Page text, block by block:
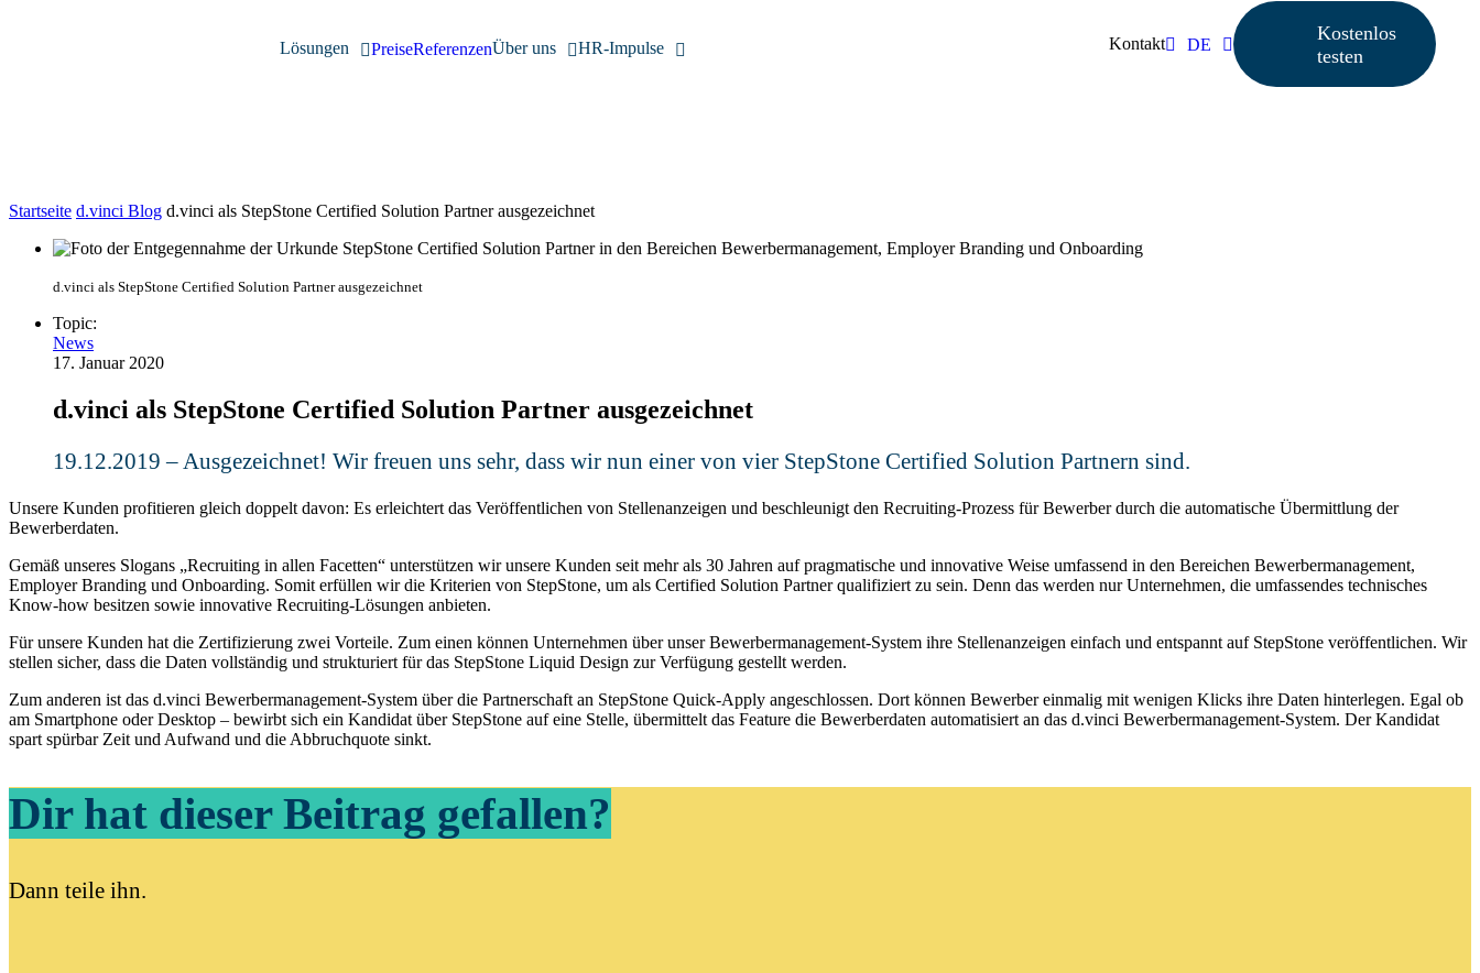
Lösungen PreiseReferenzenÜber uns HR-Impulse Kontakt DE
Kostenlos
testen
Startseite d.vinci Blog d.vinci als StepStone Certified Solution Partner ausgezeichnet
d.vinci als StepStone Certified Solution Partner ausgezeichnet
Topic:
News
17. Januar 2020
d.vinci als StepStone Certified Solution Partner ausgezeichnet
19.12.2019 – Ausgezeichnet! Wir freuen uns sehr, dass wir nun einer von vier StepStone Certified Solution Partnern sind.
Unsere Kunden profitieren gleich doppelt davon: Es erleichtert das Veröffentlichen von Stellenanzeigen und beschleunigt den Recruiting-Prozess für Bewerber durch die automatische Übermittlung der
Bewerberdaten.
Gemäß unseres Slogans „Recruiting in allen Facetten“ unterstützen wir unsere Kunden seit mehr als 30 Jahren auf pragmatische und innovative Weise umfassend in den Bereichen Bewerbermanagement,
Employer Branding und Onboarding. Somit erfüllen wir die Kriterien von StepStone, um als Certified Solution Partner qualifiziert zu sein. Denn das werden nur Unternehmen, die umfassendes technisches
Know-how besitzen sowie innovative Recruiting-Lösungen anbieten.
Für unsere Kunden hat die Zertifizierung zwei Vorteile. Zum einen können Unternehmen über unser Bewerbermanagement-System ihre Stellenanzeigen einfach und entspannt auf StepStone veröffentlichen. Wir
stellen sicher, dass die Daten vollständig und strukturiert für das StepStone Liquid Design zur Verfügung gestellt werden.
Zum anderen ist das d.vinci Bewerbermanagement-System über die Partnerschaft an StepStone Quick-Apply angeschlossen. Dort können Bewerber einmalig mit wenigen Klicks ihre Daten hinterlegen. Egal ob
am Smartphone oder Desktop – bewirbt sich ein Kandidat über StepStone auf eine Stelle, übermittelt das Feature die Bewerberdaten automatisiert an das d.vinci Bewerbermanagement-System. Der Kandidat
spart spürbar Zeit und Aufwand und die Abbruchquote sinkt.
Dir hat dieser Beitrag gefallen?
Dann teile ihn.